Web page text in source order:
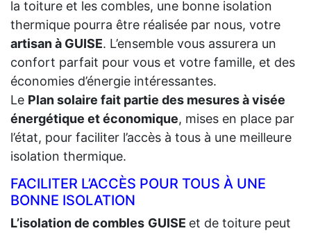
la toiture et les combles, une bonne isolation
thermique pourra être réalisée par nous, votre
artisan à GUISE. L’ensemble vous assurera un
confort parfait pour vous et votre famille, et des
économies d’énergie intéressantes.
Le Plan solaire fait partie des mesures à visée
énergétique et économique, mises en place par
l’état, pour faciliter l’accès à tous à une meilleure
isolation thermique.
FACILITER L’ACCÈS POUR TOUS À UNE
BONNE ISOLATION
L’isolation de combles GUISE et de toiture peut